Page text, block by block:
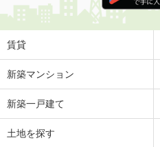
賃貸
新築マンション
新築一戸建て
土地を探す